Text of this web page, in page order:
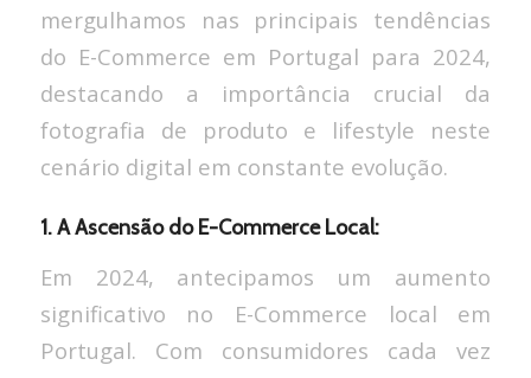
mergulhamos nas principais tendências
do E-Commerce em Portugal para 2024,
destacando a importância crucial da
fotografia de produto e lifestyle neste
cenário digital em constante evolução.
1. A Ascensão do E-Commerce Local:
Em 2024, antecipamos um aumento
significativo no E-Commerce local em
Portugal. Com consumidores cada vez